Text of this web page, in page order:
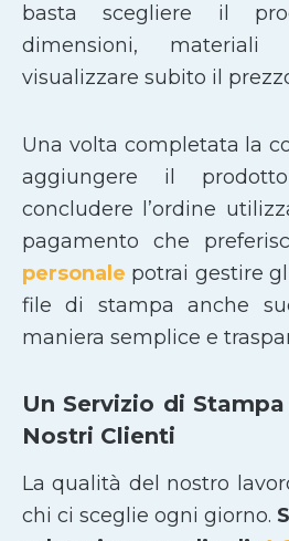
basta scegliere il
dimensioni,
visualizzare subito il
Una volta completata la
aggiungere il
concludere l’ordine
pagamento che
personale potrai gestire
file di stampa anche
maniera semplice e
Un Servizio di
Nostri Clienti
La qualità del nostro
chi ci sceglie ogni giorno.